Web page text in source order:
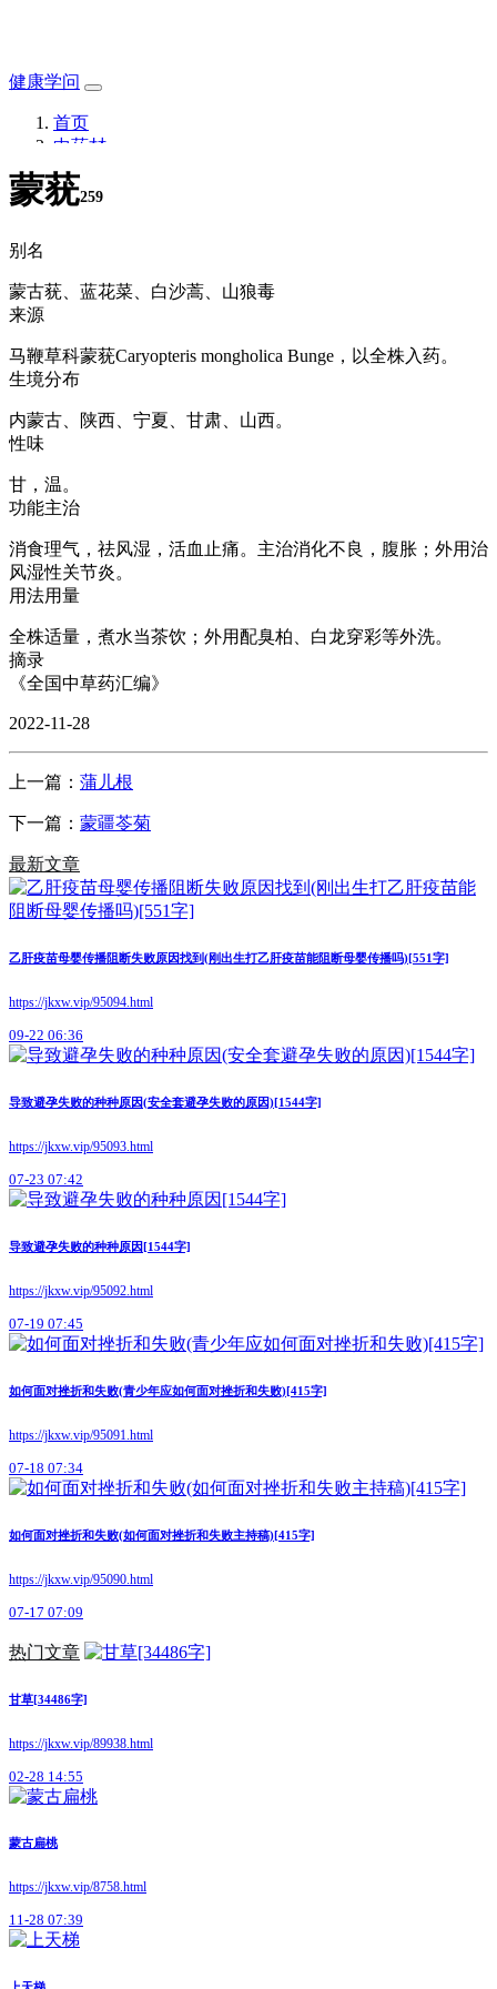
健康学问
首页
中药材
蒙莸259
别名
蒙古莸、蓝花菜、白沙蒿、山狼毒
来源
马鞭草科蒙莸Caryopteris mongholica Bunge，以全株入药。
生境分布
内蒙古、陕西、宁夏、甘肃、山西。
性味
甘，温。
功能主治
消食理气，祛风湿，活血止痛。主治消化不良，腹胀；外用治
风湿性关节炎。
用法用量
全株适量，煮水当茶饮；外用配臭柏、白龙穿彩等外洗。
摘录
《全国中草药汇编》
2022-11-28
上一篇： 蒲儿根
下一篇： 蒙疆苓菊
最新文章
乙肝疫苗母婴传播阻断失败原因找到(刚出生打乙肝疫苗能阻断母婴传播吗)[551字]
https://jkxw.vip/95094.html
09-22 06:36
导致避孕失败的种种原因(安全套避孕失败的原因)[1544字]
https://jkxw.vip/95093.html
07-23 07:42
导致避孕失败的种种原因[1544字]
https://jkxw.vip/95092.html
07-19 07:45
如何面对挫折和失败(青少年应如何面对挫折和失败)[415字]
https://jkxw.vip/95091.html
07-18 07:34
如何面对挫折和失败(如何面对挫折和失败主持稿)[415字]
https://jkxw.vip/95090.html
07-17 07:09
热门文章
甘草[34486字]
https://jkxw.vip/89938.html
02-28 14:55
蒙古扁桃
https://jkxw.vip/8758.html
11-28 07:39